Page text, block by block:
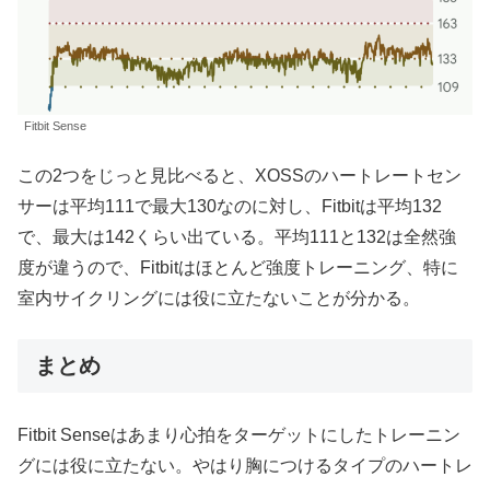
Fitbit Sense
この2つをじっと見比べると、XOSSのハートレートセン
サーは平均111で最大130なのに対し、Fitbitは平均132
で、最大は142くらい出ている。平均111と132は全然強
度が違うので、Fitbitはほとんど強度トレーニング、特に
室内サイクリングには役に立たないことが分かる。
まとめ
Fitbit Senseはあまり心拍をターゲットにしたトレーニン
グには役に立たない。やはり胸につけるタイプのハートレ